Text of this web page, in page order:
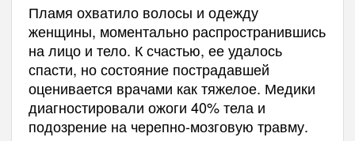
Пламя охватило волосы и одежду
женщины, моментально распространившись
на лицо и тело. К счастью, ее удалось
спасти, но состояние пострадавшей
оценивается врачами как тяжелое. Медики
диагностировали ожоги 40% тела и
подозрение на черепно-мозговую травму.